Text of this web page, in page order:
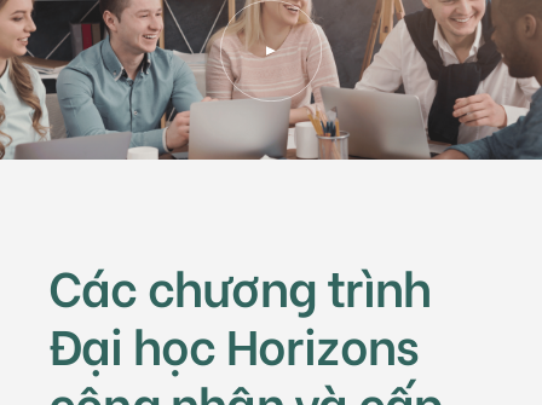
Các chương trình
Đại học Horizons